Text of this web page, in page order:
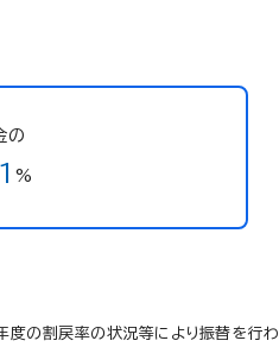
の
%
割戻率の状況等により振替を行